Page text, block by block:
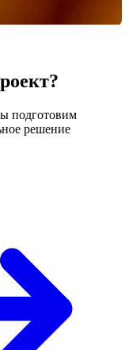
подготовим
решение